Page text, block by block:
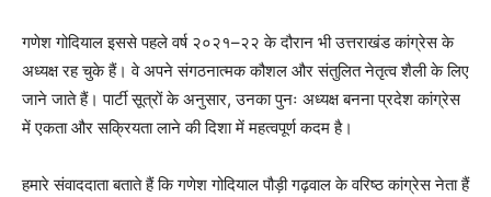
गणेश गोदियाल इससे पहले वर्ष २०२१–२२ के दौरान भी उत्तराखंड कांग्रेस के
अध्यक्ष रह चुके हैं। वे अपने संगठनात्मक कौशल और संतुलित नेतृत्व शैली के लिए
जाने जाते हैं। पार्टी सूत्रों के अनुसार, उनका पुनः अध्यक्ष बनना प्रदेश कांग्रेस
में एकता और सक्रियता लाने की दिशा में महत्वपूर्ण कदम है।
हमारे संवाददाता बताते हैं कि गणेश गोदियाल पौड़ी गढ़वाल के वरिष्ठ कांग्रेस नेता हैं